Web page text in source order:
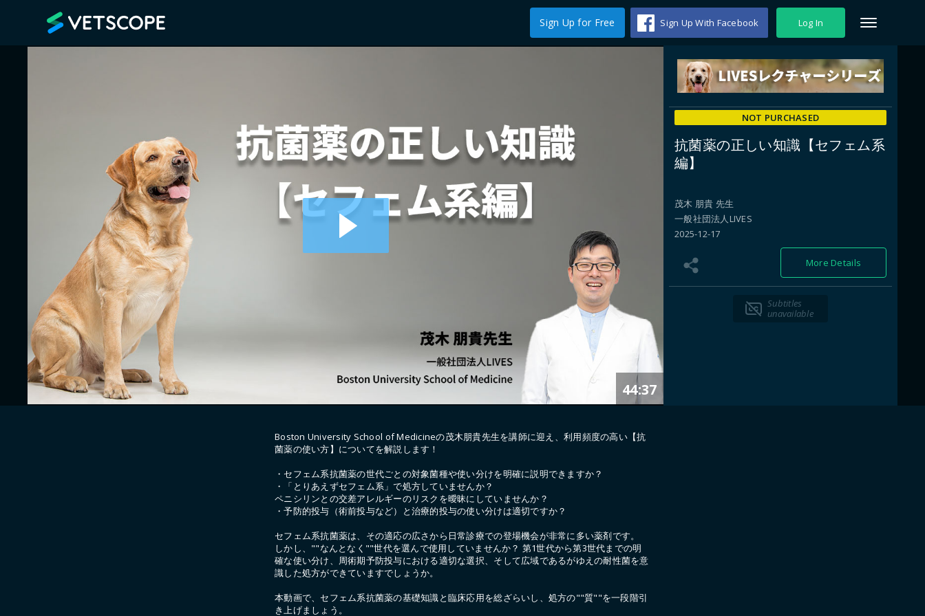
Sign Up for Free Sign Up With Facebook Log In
44:37
NOT PURCHASED
抗菌薬の正しい知識【セフェム系
編】
茂木 朋貴 先生
一般社団法人LIVES
2025-12-17
More Details
Subtitles
unavailable
Boston University School of Medicineの茂木朋貴先生を講師に迎え、利用頻度の高い【抗
菌薬の使い方】についてを解説します！
・セフェム系抗菌薬の世代ごとの対象菌種や使い分けを明確に説明できますか？
・「とりあえずセフェム系」で処方していませんか？
ペニシリンとの交差アレルギーのリスクを曖昧にしていませんか？
・予防的投与（術前投与など）と治療的投与の使い分けは適切ですか？
セフェム系抗菌薬は、その適応の広さから日常診療での登場機会が非常に多い薬剤です。
しかし、""なんとなく""世代を選んで使用していませんか？ 第1世代から第3世代までの明
確な使い分け、周術期予防投与における適切な選択、そして広域であるがゆえの耐性菌を意
識した処方ができていますでしょうか。
本動画で、セフェム系抗菌薬の基礎知識と臨床応用を総ざらいし、処方の""質""を一段階引
き上げましょう。